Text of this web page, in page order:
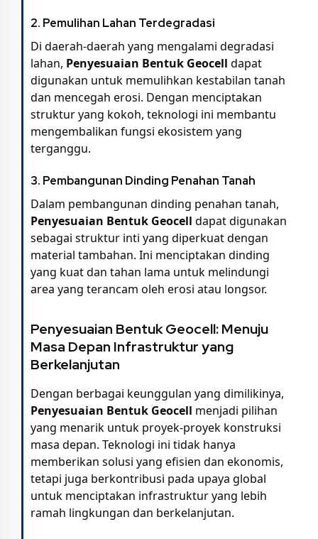
2. Pemulihan Lahan Terdegradasi
Di daerah-daerah yang mengalami degradasi
lahan, Penyesuaian Bentuk Geocell dapat
digunakan untuk memulihkan kestabilan tanah
dan mencegah erosi. Dengan menciptakan
struktur yang kokoh, teknologi ini membantu
mengembalikan fungsi ekosistem yang
terganggu.
3. Pembangunan Dinding Penahan Tanah
Dalam pembangunan dinding penahan tanah,
Penyesuaian Bentuk Geocell dapat digunakan
sebagai struktur inti yang diperkuat dengan
material tambahan. Ini menciptakan dinding
yang kuat dan tahan lama untuk melindungi
area yang terancam oleh erosi atau longsor.
Penyesuaian Bentuk Geocell: Menuju
Masa Depan Infrastruktur yang
Berkelanjutan
Dengan berbagai keunggulan yang dimilikinya,
Penyesuaian Bentuk Geocell menjadi pilihan
yang menarik untuk proyek-proyek konstruksi
masa depan. Teknologi ini tidak hanya
memberikan solusi yang efisien dan ekonomis,
tetapi juga berkontribusi pada upaya global
untuk menciptakan infrastruktur yang lebih
ramah lingkungan dan berkelanjutan.